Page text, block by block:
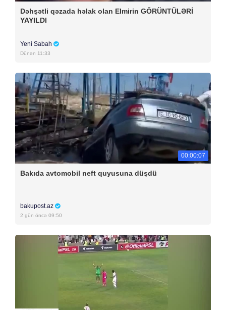
Dəhşətli qəzada həlak olan Elmirin GÖRÜNTÜLƏRİ
YAYILDI
Yeni Sabah
Dünən 11:33
00:00:07
Bakıda avtomobil neft quyusuna düşdü
bakupost.az
2 gün öncə 09:50